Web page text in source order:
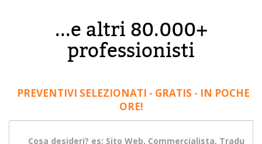
...e altri 80.000+
professionisti
PREVENTIVI SELEZIONATI - GRATIS - IN POCHE
ORE!